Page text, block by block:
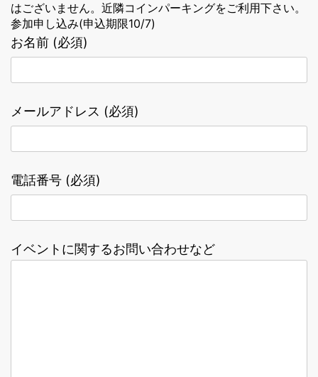
はございません。近隣コインパーキングをご利用下さい。
参加申し込み(申込期限10/7)
お名前 (必須)
メールアドレス (必須)
電話番号 (必須)
イベントに関するお問い合わせなど